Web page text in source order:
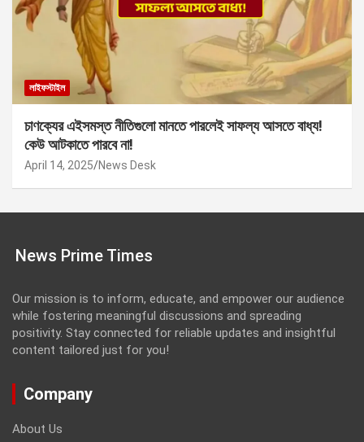
লাইফস্টাইল
চাণক্যের এইসমস্ত নীতিগুলো মানতে পারলেই সাফল্য আসতে বাধ্য!
কেউ আটকাতে পারবে না!
April 14, 2025 News Desk
News Prime Times
Our mission is to inform, educate, and empower our audience
while fostering meaningful discussions and spreading
positivity. Stay connected for reliable updates and insightful
content tailored just for you!
Company
About Us